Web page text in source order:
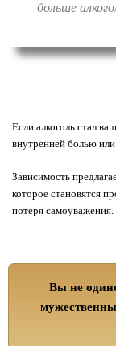
больше
Если алкоголь стал
внутренней болью
Зависимость
которое становятся
потеря самоуважения.
Вы не